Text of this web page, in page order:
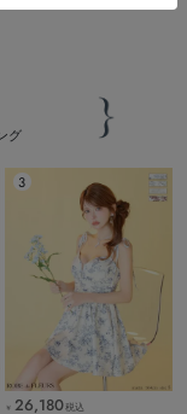
グ
￥ 26,180税込